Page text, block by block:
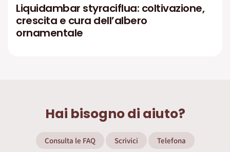
Liquidambar styraciflua: coltivazione,
crescita e cura dell’albero
ornamentale
Hai bisogno di aiuto?
Consulta le FAQ Scrivici Telefona